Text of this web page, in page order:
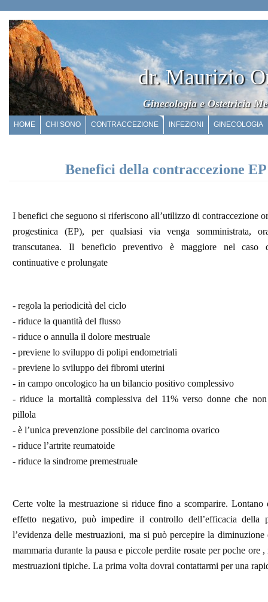
dr. Maurizio
Ginecologia e Ostetricia
HOME CHI SONO CONTRACCEZIONE INFEZIONI GINECOLOGIA
Benefici della contraccezione EP
I benefici che seguono si riferiscono all’utilizzo di contraccezione
progestinica (EP), per qualsiasi via venga somministrata,
transcutanea. Il beneficio preventivo è maggiore nel caso
continuative e prolungate
- regola la periodicità del ciclo
- riduce la quantità del flusso
- riduce o annulla il dolore mestruale
- previene lo sviluppo di polipi endometriali
- previene lo sviluppo dei fibromi uterini
- in campo oncologico ha un bilancio positivo complessivo
- riduce la mortalità complessiva del 11% verso donne che
pillola
- è l’unica prevenzione possibile del carcinoma ovarico
- riduce l’artrite reumatoide
- riduce la sindrome premestruale
Certe volte la mestruazione si riduce fino a scomparire. Lontano
effetto negativo, può impedire il controllo dell’efficacia della
l’evidenza delle mestruazioni, ma si può percepire la diminuzione
mammaria durante la pausa e piccole perdite rosate per poche ore
mestruazioni tipiche. La prima volta dovrai contattarmi per una